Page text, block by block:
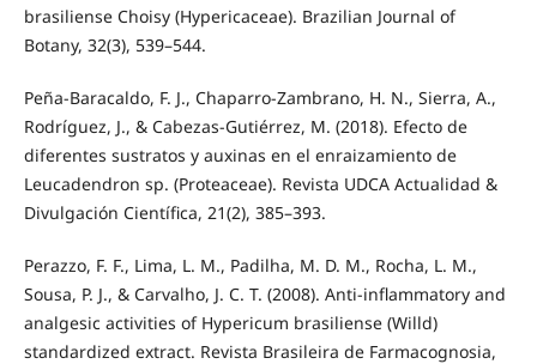
brasiliense Choisy (Hypericaceae). Brazilian Journal of
Botany, 32(3), 539–544.
Peña-Baracaldo, F. J., Chaparro-Zambrano, H. N., Sierra, A.,
Rodríguez, J., & Cabezas-Gutiérrez, M. (2018). Efecto de
diferentes sustratos y auxinas en el enraizamiento de
Leucadendron sp. (Proteaceae). Revista UDCA Actualidad &
Divulgación Científica, 21(2), 385–393.
Perazzo, F. F., Lima, L. M., Padilha, M. D. M., Rocha, L. M.,
Sousa, P. J., & Carvalho, J. C. T. (2008). Anti-inflammatory and
analgesic activities of Hypericum brasiliense (Willd)
standardized extract. Revista Brasileira de Farmacognosia,